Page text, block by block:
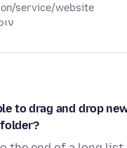
service/website
to drag and drop